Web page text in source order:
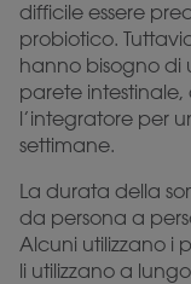
difficile essere
probiotico.
hanno bisogno di
parete intestinale,
l’integratore per
settimane.
La durata della
da persona a
Alcuni utilizzano i
li utilizzano a